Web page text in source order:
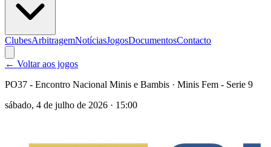
ClubesArbitragemNotíciasJogosDocumentosContacto
← Voltar aos jogos
PO37 - Encontro Nacional Minis e Bambis · Minis Fem - Serie 9
sábado, 4 de julho de 2026 · 15:00